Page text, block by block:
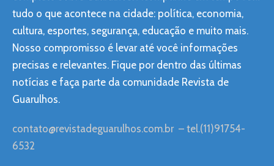
tudo o que acontece na cidade: política, economia,
cultura, esportes, segurança, educação e muito mais.
Nosso compromisso é levar até você informações
precisas e relevantes. Fique por dentro das últimas
notícias e faça parte da comunidade Revista de
Guarulhos.
contato@revistadeguarulhos.com.br– tel.(11)91754-
6532